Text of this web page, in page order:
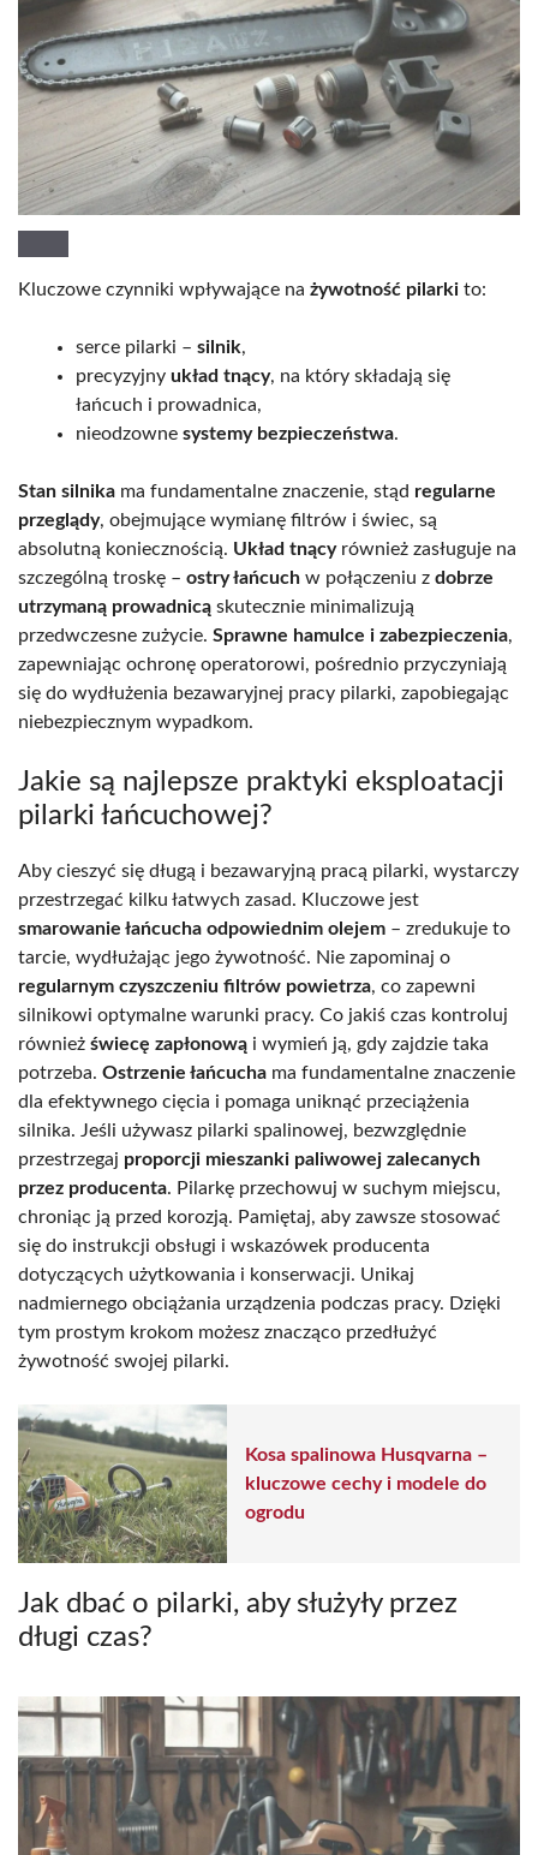
Kluczowe czynniki wpływające na żywotność pilarki to:
serce pilarki – silnik,
precyzyjny układ tnący, na który składają się
łańcuch i prowadnica,
nieodzowne systemy bezpieczeństwa.
Stan silnika ma fundamentalne znaczenie, stąd regularne
przeglądy, obejmujące wymianę filtrów i świec, są
absolutną koniecznością. Układ tnącyrównież zasługuje na
szczególną troskę – ostry łańcuch w połączeniu z dobrze
utrzymaną prowadnicą skutecznie minimalizują
przedwczesne zużycie. Sprawne hamulce i zabezpieczenia,
zapewniając ochronę operatorowi, pośrednio przyczyniają
się do wydłużenia bezawaryjnej pracy pilarki, zapobiegając
niebezpiecznym wypadkom.
Jakie są najlepsze praktyki eksploatacji
pilarki łańcuchowej?
Aby cieszyć się długą i bezawaryjną pracą pilarki, wystarczy
przestrzegać kilku łatwych zasad. Kluczowe jest
smarowanie łańcucha odpowiednim olejem – zredukuje to
tarcie, wydłużając jego żywotność. Nie zapominaj o
regularnym czyszczeniu filtrów powietrza, co zapewni
silnikowi optymalne warunki pracy. Co jakiś czas kontroluj
również świecę zapłonową i wymień ją, gdy zajdzie taka
potrzeba. Ostrzenie łańcucha ma fundamentalne znaczenie
dla efektywnego cięcia i pomaga uniknąć przeciążenia
silnika. Jeśli używasz pilarki spalinowej, bezwzględnie
przestrzegaj proporcji mieszanki paliwowej zalecanych
przez producenta. Pilarkę przechowuj w suchym miejscu,
chroniąc ją przed korozją. Pamiętaj, aby zawsze stosować
się do instrukcji obsługi i wskazówek producenta
dotyczących użytkowania i konserwacji. Unikaj
nadmiernego obciążania urządzenia podczas pracy. Dzięki
tym prostym krokom możesz znacząco przedłużyć
żywotność swojej pilarki.
Kosa spalinowa Husqvarna –
kluczowe cechy i modele do
ogrodu
Jak dbać o pilarki, aby służyły przez
długi czas?